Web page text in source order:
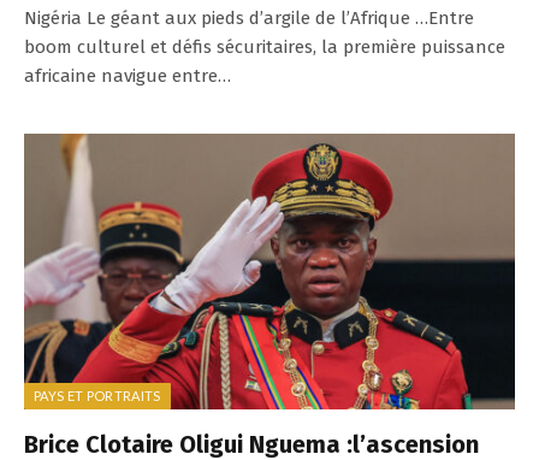
Nigéria Le géant aux pieds d’argile de l’Afrique …Entre
boom culturel et défis sécuritaires, la première puissance
africaine navigue entre…
PAYS ET PORTRAITS
Brice Clotaire Oligui Nguema :l’ascension